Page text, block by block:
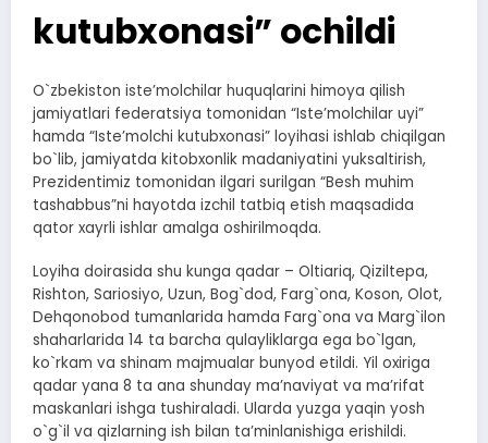
kutubxonasi” ochildi
O`zbekiston isteʼmolchilar huquqlarini himoya qilish
jamiyatlari federatsiya tomonidan “Isteʼmolchilar uyi”
hamda “Isteʼmolchi kutubxonasi” loyihasi ishlab chiqilgan
bo`lib, jamiyatda kitobxonlik madaniyatini yuksaltirish,
Prezidentimiz tomonidan ilgari surilgan “Besh muhim
tashabbus”ni hayotda izchil tatbiq etish maqsadida
qator xayrli ishlar amalga oshirilmoqda.
Loyiha doirasida shu kunga qadar – Oltiariq, Qiziltepa,
Rishton, Sariosiyo, Uzun, Bog`dod, Farg`ona, Koson, Olot,
Dehqonobod tumanlarida hamda Farg`ona va Marg`ilon
shaharlarida 14 ta barcha qulayliklarga ega bo`lgan,
ko`rkam va shinam majmualar bunyod etildi. Yil oxiriga
qadar yana 8 ta ana shunday maʼnaviyat va maʼrifat
maskanlari ishga tushiraladi. Ularda yuzga yaqin yosh
o`g`il va qizlarning ish bilan taʼminlanishiga erishildi.